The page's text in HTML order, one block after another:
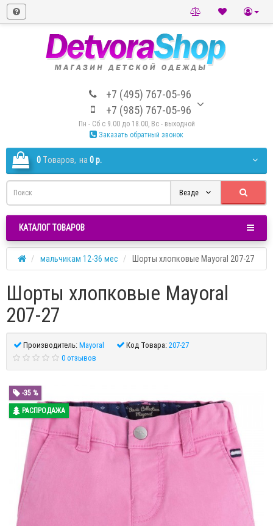
+7 (495) 767-05-96
+7 (985) 767-05-96
Пн - Сб с 9.00 до 18.00, Вс - выходной
Заказать обратный звонок
0 Tоваров, на 0 р.
Везде
КАТАЛОГ ТОВАРОВ
мальчикам 12-36 мес Шорты хлопковые Mayoral 207-27
Шорты хлопковые Mayoral
207-27
Производитель:Mayoral Код Товара:207-27
0 отзывов
-35 %
РАСПРОДАЖА